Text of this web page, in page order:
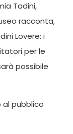
Tadini,
racconta,
Lovere: i
per le
possibile
al pubblico